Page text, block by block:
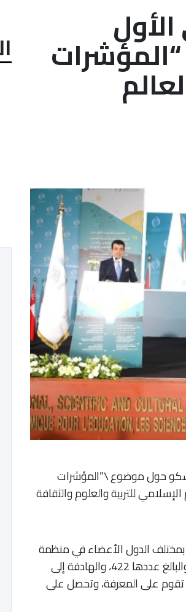
حول موضوع \”المؤشرات
للتربية والعلوم والثقافة
بمختلف الدول الأعضاء في منظمة
الإيسيسكو، أبرز التوصيات والمقترحات التي تم طرحها خلال الجلسات، والبالغ عددها 422، والهادفة إلى
تقوم على المعرفة، وتحصل على